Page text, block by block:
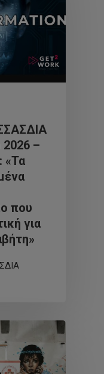
–
«Τα
που
για